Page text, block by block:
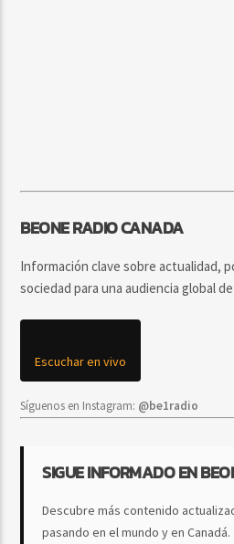
BEONE RADIO CANADA
Información clave sobre actualidad,
sociedad para una audiencia global
Escuchar en vivo
Síguenos en Instagram: @be1radio
SIGUE INFORMADO EN
Descubre más contenido
pasando en el mundo y en Canadá.